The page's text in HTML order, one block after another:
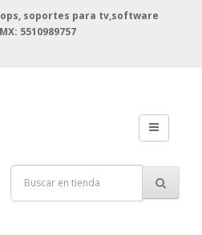
soportes para tv,software
5510989757